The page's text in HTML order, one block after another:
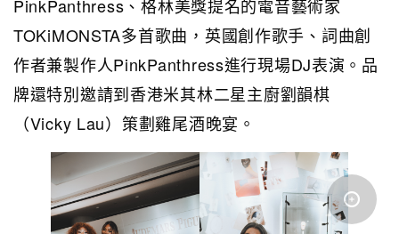
PinkPanthress、格林美獎提名的電音藝術家
TOKiMONSTA多首歌曲，英國創作歌手、詞曲創
作者兼製作人PinkPanthress進行現場DJ表演。品
牌還特別邀請到香港米其林二星主廚劉韻棋
（Vicky Lau）策劃雞尾酒晚宴。